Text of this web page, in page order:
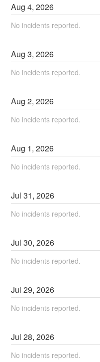
Aug4,2026
No incidents reported.
Aug3,2026
No incidents reported.
Aug2,2026
No incidents reported.
Aug 1,2026
No incidents reported.
Jul31,2026
No incidents reported.
Jul30,2026
No incidents reported.
Jul29,2026
No incidents reported.
Jul28,2026
No incidents reported.